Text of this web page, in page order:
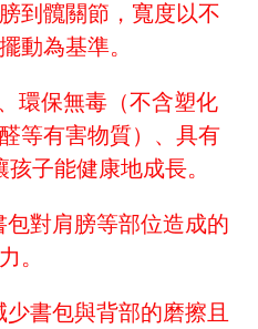
到髖關節，寬度以不
動為基準。
環保無毒（不含塑化
等有害物質）、具有
子能健康地成長。
對肩膀等部位造成的
。
書包與背部的磨擦且